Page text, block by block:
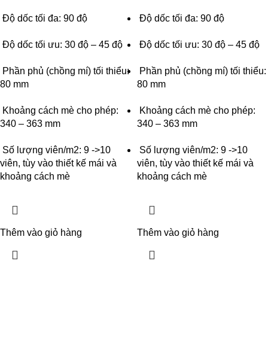
Độ dốc tối đa: 90 độ
Độ dốc tối ưu: 30 độ – 45 độ
Phần phủ (chồng mí) tối thiểu:
80 mm
Khoảng cách mè cho phép:
340 – 363 mm
Số lượng viên/m2: 9 ->10
viên, tùy vào thiết kế mái và
khoảng cách mè
Thêm vào giỏ hàng
Độ dốc tối đa: 90 độ
Độ dốc tối ưu: 30 độ – 45 độ
Phần phủ (chồng mí) tối thiểu:
80 mm
Khoảng cách mè cho phép:
340 – 363 mm
Số lượng viên/m2: 9 ->10
viên, tùy vào thiết kế mái và
khoảng cách mè
Thêm vào giỏ hàng